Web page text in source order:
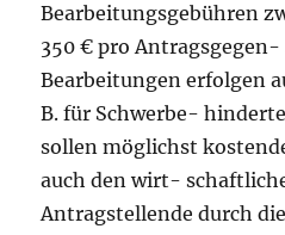
Bearbeitungsgebühren
350 € pro
Bearbeitungen erfolgen
B. für Schwerbe-
sollen möglichst
auch den wirt-
Antragstellende durch die